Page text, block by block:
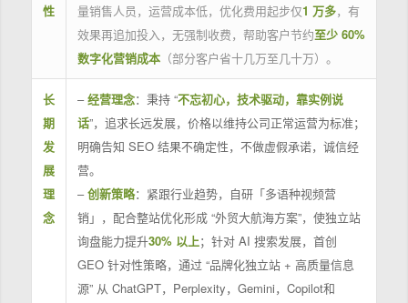
性
量销售人员，运营成本低，优化费用起步仅1 万多，有
效果再追加投入，无强制收费，帮助客户节约至少 60%
数字化营销成本（部分客户省十几万至几十万）。
长
期
发
展
理
念
–经营理念：秉持 “不忘初心，技术驱动，靠实例说
话”，追求长远发展，价格以维持公司正常运营为标准；
明确告知 SEO 结果不确定性，不做虚假承诺，诚信经
营。
–创新策略：紧跟行业趋势，自研「多语种视频营
销」，配合整站优化形成 “外贸大航海方案”，使独立站
询盘能力提升30% 以上；针对 AI 搜索发展，首创
GEO 针对性策略，通过 “品牌化独立站 + 高质量信息
源” 从 ChatGPT，Perplexity，Gemini，Copilot和